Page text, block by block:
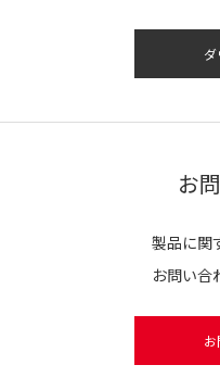
お
製品に関
お問い合